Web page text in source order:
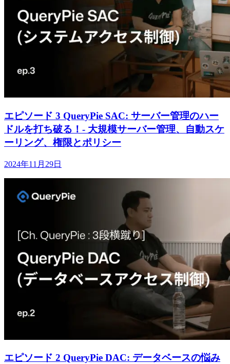
エピソード 3 QueryPie SAC: サーバー管理のハー
ドルを打ち破る！- 大規模サーバー管理、自動スケ
ーリング、権限とポリシー
2024年11月29日
エピソード 2 QueryPie DAC: データベースの悩み